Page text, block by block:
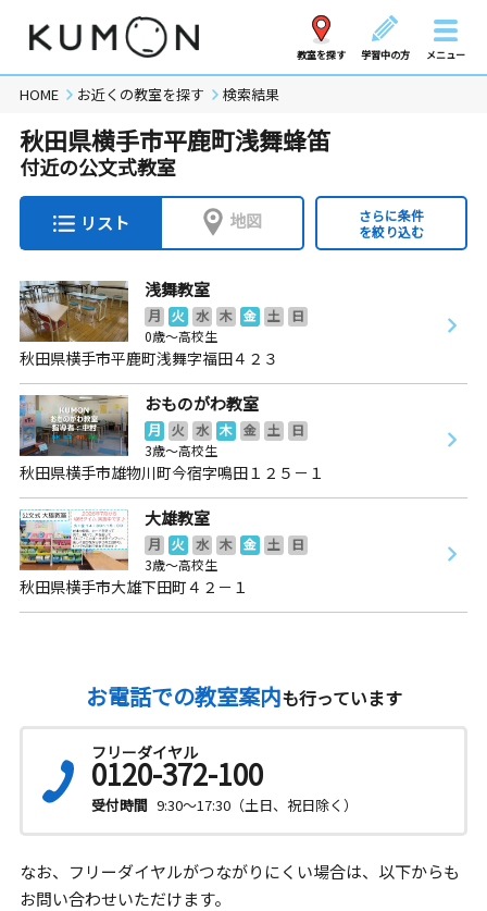
教室を探す 学習中の方 メニュー
HOME お近くの教室を探す 検索結果
秋田県横手市平鹿町浅舞蜂笛
付近の公文式教室
リスト 地図
さらに条件
を絞り込む
浅舞教室
月 火 水 木 金 土
日
0歳～高校生
秋田県横手市平鹿町浅舞字福田４２３
おものがわ教室
月 火 水 木 金 土
日
3歳～高校生
秋田県横手市雄物川町今宿字鳴田１２５－１
大雄教室
月 火 水 木 金 土
日
3歳～高校生
秋田県横手市大雄下田町４２－１
お電話での教室案内も行っています
フリーダイヤル
0120-372-100
受付時間 9:30～17:30（土日、祝日除く）
なお、フリーダイヤルがつながりにくい場合は、以下からも
お問い合わせいただけます。